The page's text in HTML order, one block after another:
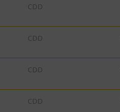
CDD
CDD
CDD
CDD